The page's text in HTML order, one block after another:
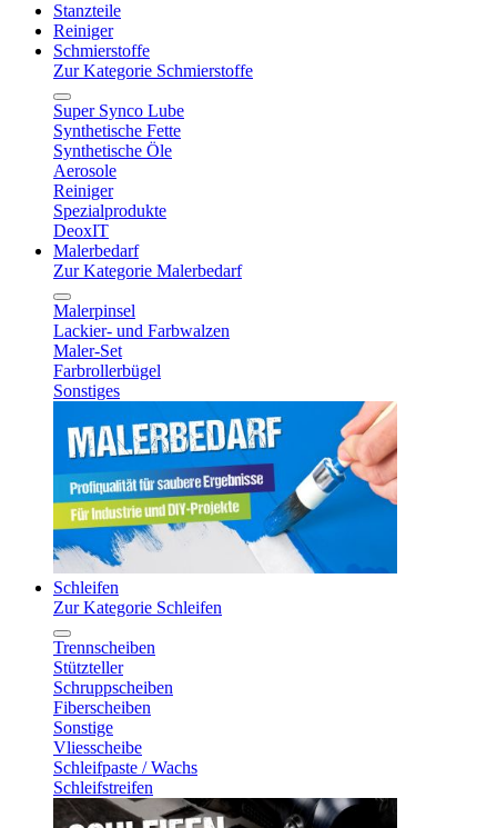
Stanzteile
Reiniger
Schmierstoffe
Zur Kategorie Schmierstoffe
Super Synco Lube
Synthetische Fette
Synthetische Öle
Aerosole
Reiniger
Spezialprodukte
DeoxIT
Malerbedarf
Zur Kategorie Malerbedarf
Malerpinsel
Lackier- und Farbwalzen
Maler-Set
Farbrollerbügel
Sonstiges
Schleifen
Zur Kategorie Schleifen
Trennscheiben
Stützteller
Schruppscheiben
Fiberscheiben
Sonstige
Vliesscheibe
Schleifpaste / Wachs
Schleifstreifen